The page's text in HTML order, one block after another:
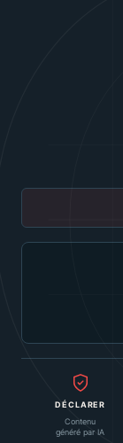
DÉCLARER
Contenu
généré par IA